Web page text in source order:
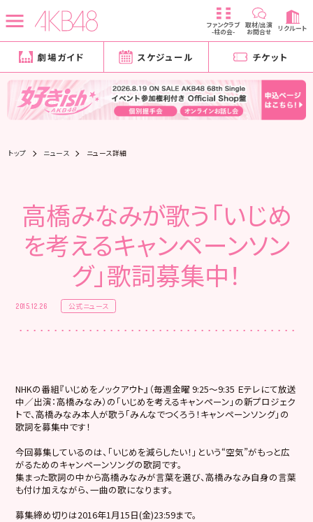
ファンクラブ
-柱の会-
取材/出演
お問合せ リクルート
劇場ガイド スケジュール チケット
トップ ニュース ニュース詳細
高橋みなみが歌う「いじめ
を考えるキャンペーンソン
グ」歌詞募集中！
2015.12.26 公式ニュース
NHKの番組『いじめをノックアウト』（毎週金曜 9:25～9:35 Ｅテレにて放送
中／出演：高橋みなみ）の「いじめを考えるキャンペーン」の新プロジェク
トで、高橋みなみ本人が歌う「みんなでつくろう！キャンペーンソング」の
歌詞を募集中です！
今回募集しているのは、「いじめを減らしたい！」という“空気”がもっと広
がるためのキャンペーンソングの歌詞です。
集まった歌詞の中から高橋みなみが言葉を選び、高橋みなみ自身の言葉
も付け加えながら、一曲の歌になります。
募集締め切りは2016年1月15日(金)23:59まで。